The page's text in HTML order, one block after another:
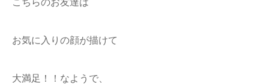
こちらのお友達は
お気に入りの顔が描けて
大満足！！なようで、